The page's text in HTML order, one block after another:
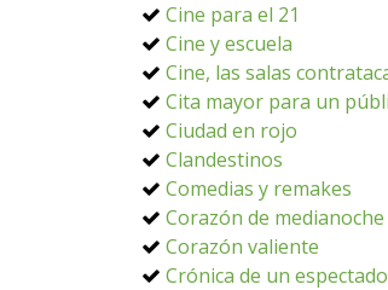
Cine para el 21
Cine y escuela
Cine, las salas
Cita mayor para un
Ciudad en rojo
Clandestinos
Comedias y remakes
Corazón de medianoche
Corazón valiente
Crónica de un